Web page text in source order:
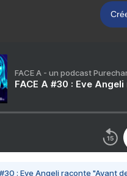
FACE A - un podcast
FACE A #30 : Eve
#30 : Eve Angeli raconte "Avant